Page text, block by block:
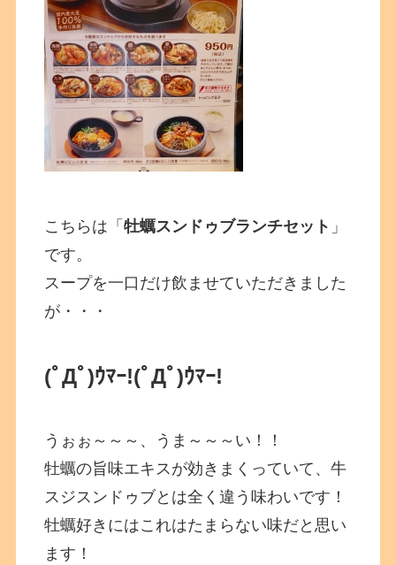
こちらは「牡蠣スンドゥブランチセット 」
です。
スープを一口だけ飲ませていただきました
が・・・
(ﾟДﾟ)ｳﾏｰ!(ﾟДﾟ)ｳﾏｰ!
うぉぉ～～～、うま～～～い！！
牡蠣の旨味エキスが効きまくっていて、牛
スジスンドゥブとは全く違う味わいです！
牡蠣好きにはこれはたまらない味だと思い
ます！